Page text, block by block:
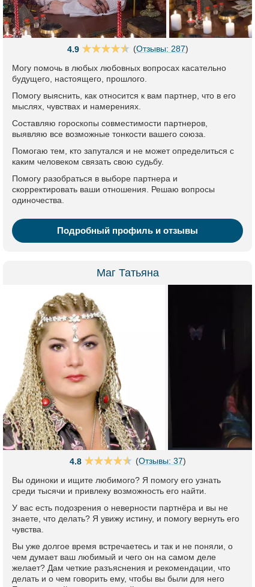
4.9 (Отзывы: 287)
Могу помочь в любых любовных вопросах касательно
будущего, настоящего, прошлого.
Помогу выяснить, как относится к вам партнер, что в его
мыслях, чувствах и намерениях.
Составляю гороскопы совместимости партнеров,
выявляю все возможные тонкости вашего союза.
Помогаю тем, кто запутался и не может определиться с
каким человеком связать свою судьбу.
Помогу разобраться в выборе партнера и
скорректировать ваши отношения. Решаю вопросы
одиночества.
Подробный профиль и отзывы
Маг Татьяна
4.8 (Отзывы: 37)
Вы одиноки и ищите любимого? Я помогу его узнать
среди тысячи и привлеку возможность его найти.
У вас есть подозрения о неверности партнёра и вы не
знаете, что делать? Я увижу истину, и помогу вернуть его
чувства.
Вы уже долгое время встречаетесь и так и не поняли, о
чем думает ваш любимый и чего он на самом деле
желает? Дам четкие разъяснения и рекомендации, что
делать и о чем говорить ему, чтобы вы были для него